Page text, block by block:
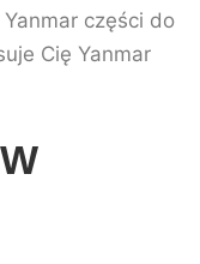
części do
Cię Yanmar